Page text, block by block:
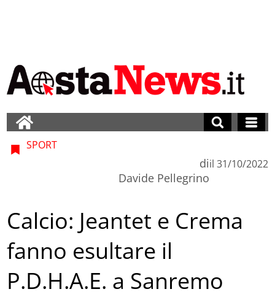
SPORT
di
Davide Pellegrino
il 31/10/2022
Calcio: Jeantet e Crema
fanno esultare il
P.D.H.A.E. a Sanremo